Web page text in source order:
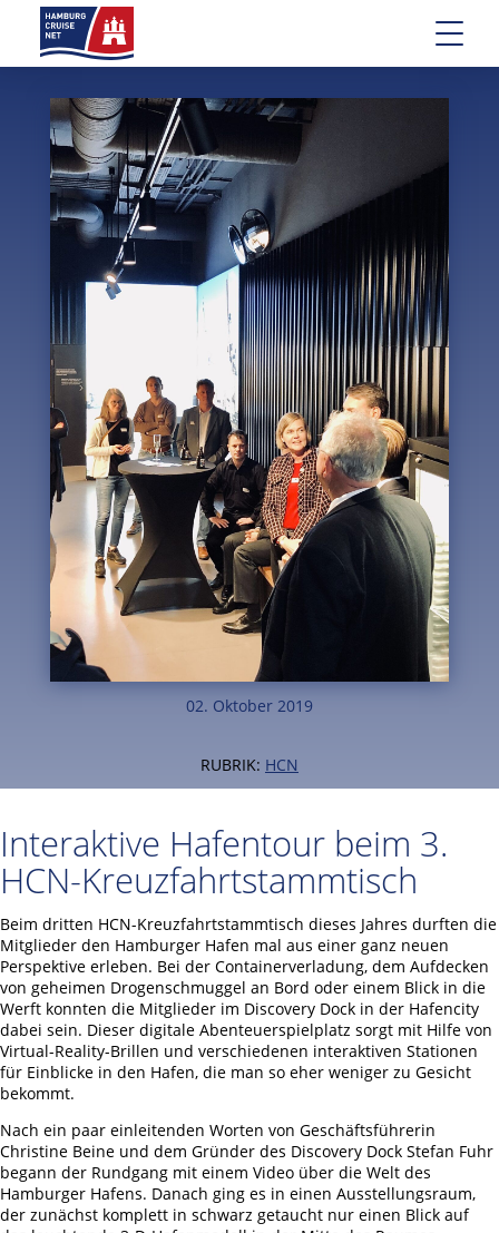
02. Oktober 2019
RUBRIK: HCN
Interaktive Hafentour beim 3.
HCN-Kreuzfahrtstammtisch
Beim dritten HCN-Kreuzfahrtstammtisch dieses Jahres durften die
Mitglieder den Hamburger Hafen mal aus einer ganz neuen
Perspektive erleben. Bei der Containerverladung, dem Aufdecken
von geheimen Drogenschmuggel an Bord oder einem Blick in die
Werft konnten die Mitglieder im Discovery Dock in der Hafencity
dabei sein. Dieser digitale Abenteuerspielplatz sorgt mit Hilfe von
Virtual-Reality-Brillen und verschiedenen interaktiven Stationen
für Einblicke in den Hafen, die man so eher weniger zu Gesicht
bekommt.
Nach ein paar einleitenden Worten von Geschäftsführerin
Christine Beine und dem Gründer des Discovery Dock Stefan Fuhr
begann der Rundgang mit einem Video über die Welt des
Hamburger Hafens. Danach ging es in einen Ausstellungsraum,
der zunächst komplett in schwarz getaucht nur einen Blick auf